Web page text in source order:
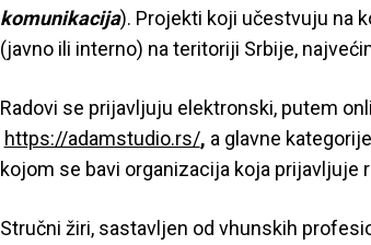
komunikacija). Projekti koji učestvuju na
(javno ili interno) na teritoriji Srbije,
Radovi se prijavljuju elektronski, putem
https://adamstudio.rs/, a glavne
kojom se bavi organizacija koja prijavljuje
Stručni žiri, sastavljen od vhunskih